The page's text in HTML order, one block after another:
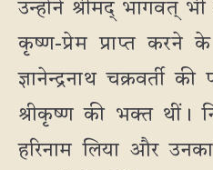
उन्होंने श्रीमद् भागवत्
कृष्ण-प्रेम प्राप्त करने
ज्ञानेन्द्रनाथ चक्रवर्ती
श्रीकृष्ण की भक्त थीं।
हरिनाम लिया और